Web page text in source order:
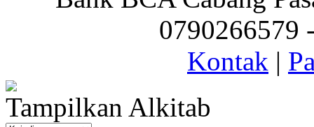
0790266579
Kontak |
Tampilkan Alkitab